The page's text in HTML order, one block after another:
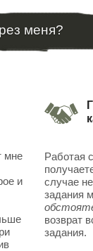
меня?
мне
и
Работая
случае
задания
возврат
задания.